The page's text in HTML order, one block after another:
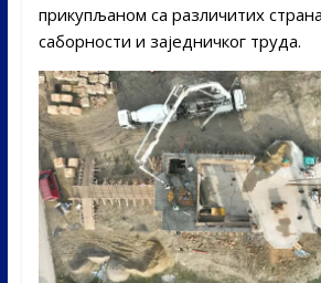
прикупљаном са различитих
саборности и заједничког труда.